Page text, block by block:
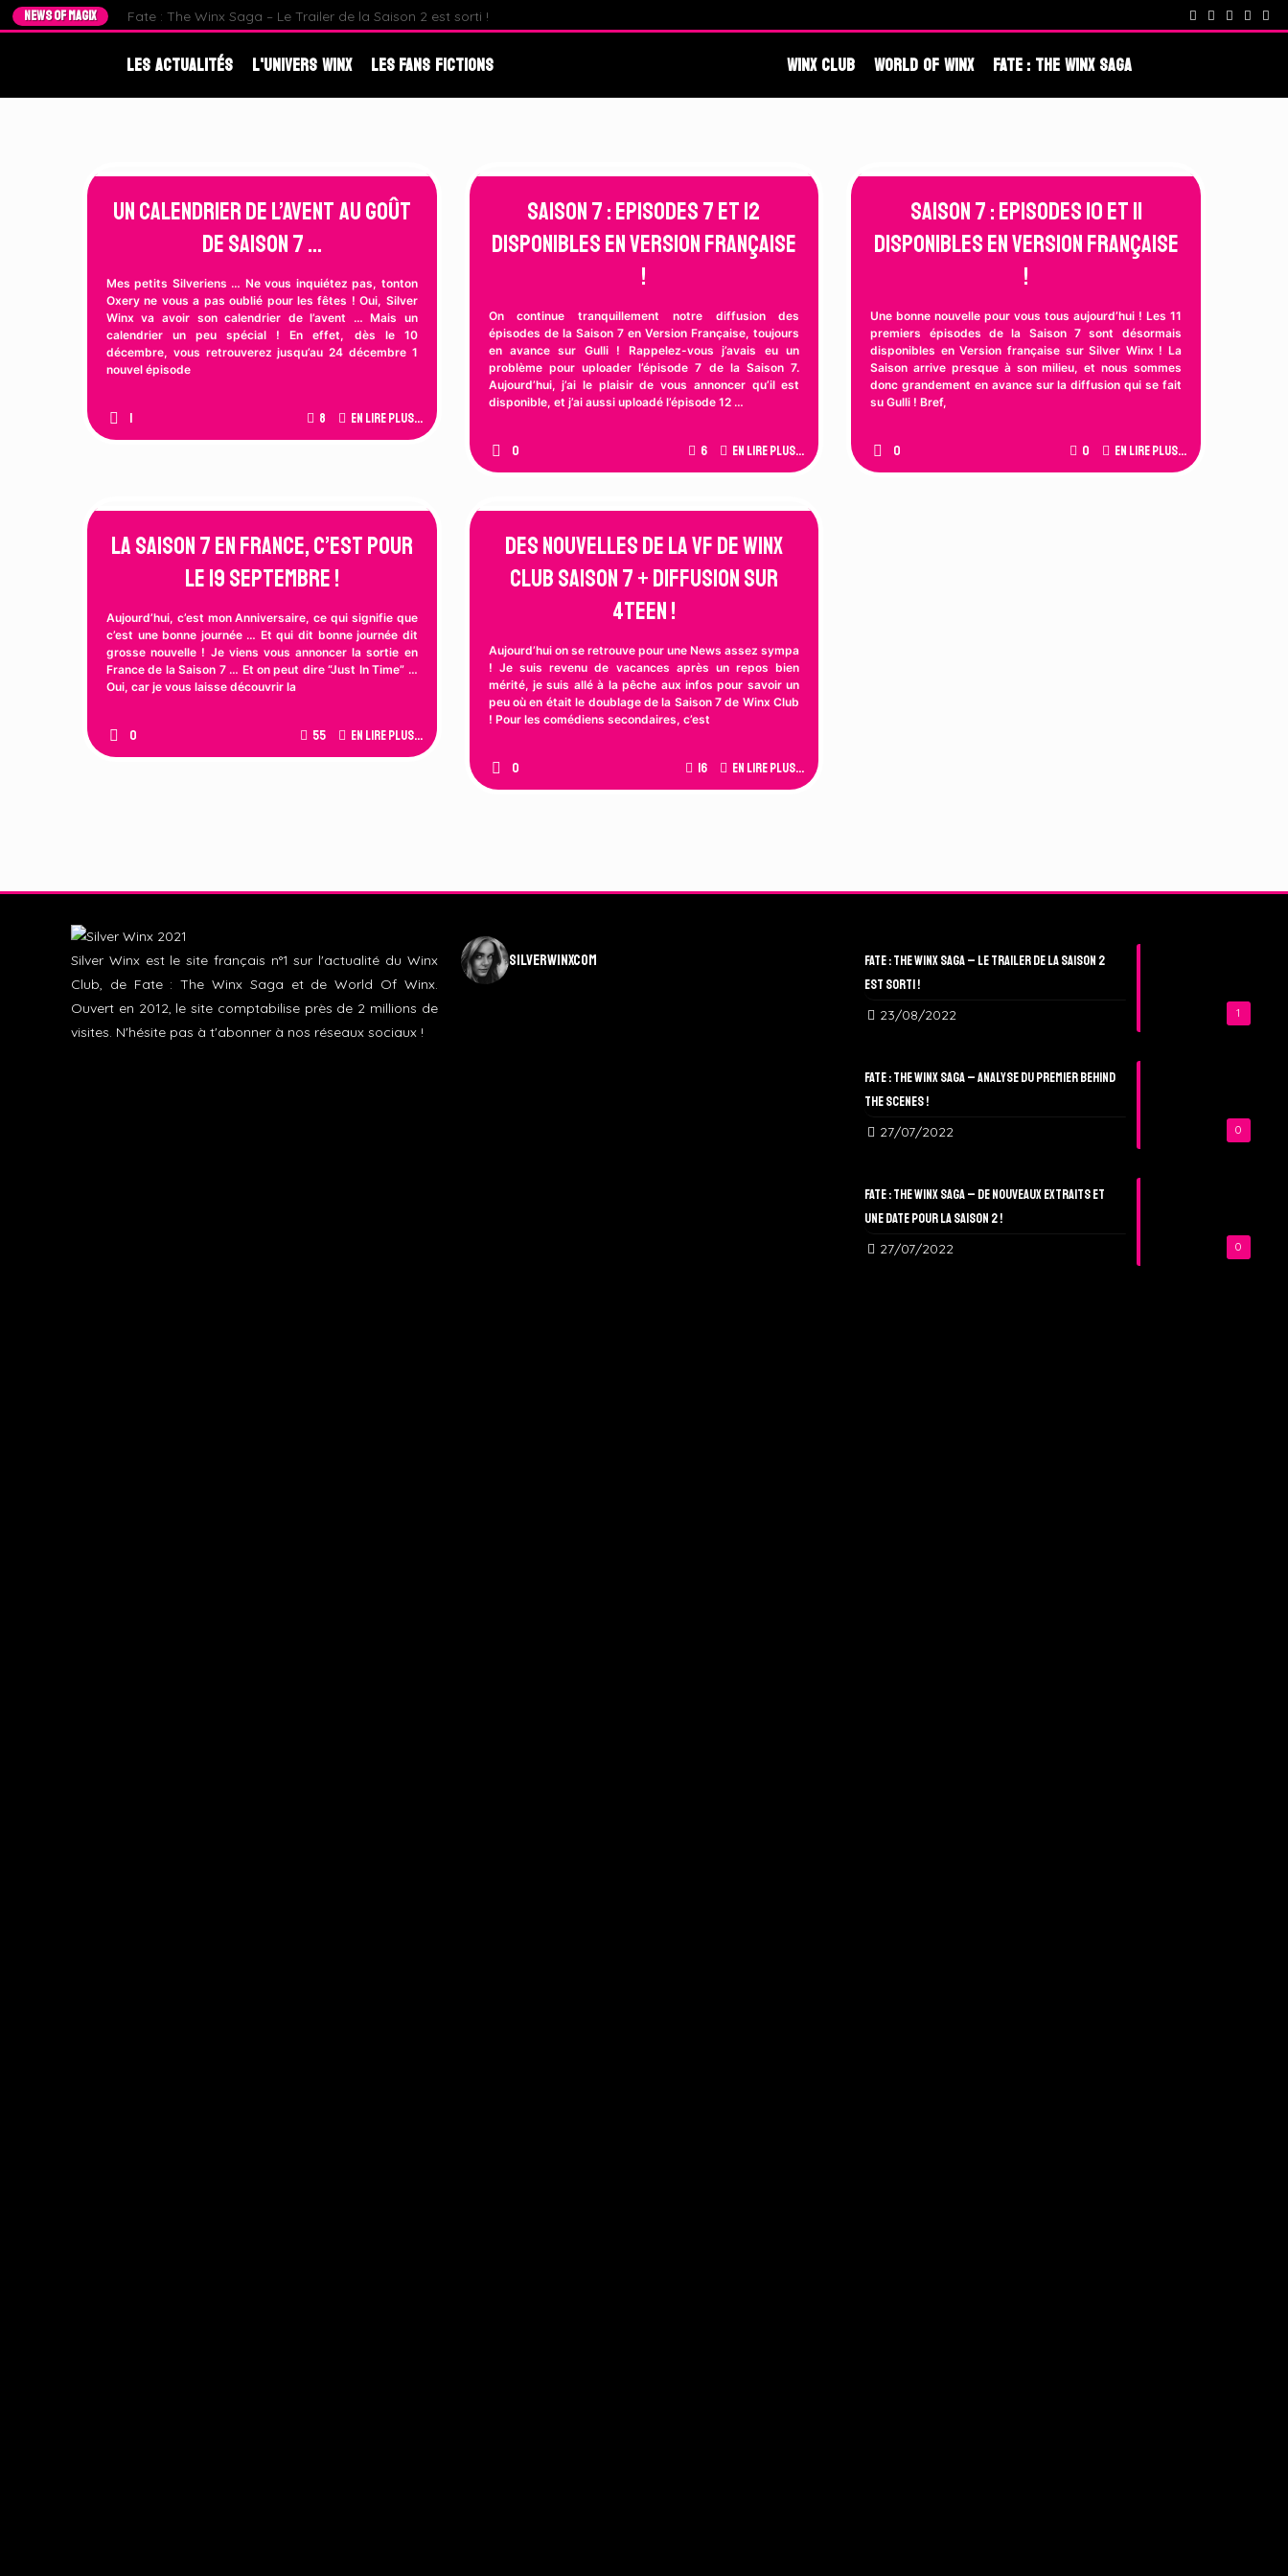
NEWS OF MAGIX Fate : The Winx Saga – Le Trailer de la Saison 2 est sorti ! Fate : The Winx Saga – De nouveaux extraits et une date
Les Actualités L'Univers Winx Les Fans Fictions Winx Club World Of Winx Fate : The Winx Saga
Un Calendrier de l’avent au goût
de Saison 7 …
Mes petits Silveriens … Ne vous inquiétez pas, tonton
Oxery ne vous a pas oublié pour les fêtes ! Oui, Silver
Winx va avoir son calendrier de l’avent … Mais un
calendrier un peu spécial ! En effet, dès le 10
décembre, vous retrouverez jusqu’au 24 décembre 1
nouvel épisode
1 8 En lire plus...
Saison 7 : Episodes 7 et 12
disponibles en Version Française
!
On continue tranquillement notre diffusion des
épisodes de la Saison 7 en Version Française, toujours
en avance sur Gulli ! Rappelez-vous j’avais eu un
problème pour uploader l’épisode 7 de la Saison 7.
Aujourd’hui, j’ai le plaisir de vous annoncer qu’il est
disponible, et j’ai aussi uploadé l’épisode 12 …
0 6 En lire plus...
Saison 7 : Episodes 10 et 11
disponibles en Version Française
!
Une bonne nouvelle pour vous tous aujourd’hui ! Les 11
premiers épisodes de la Saison 7 sont désormais
disponibles en Version française sur Silver Winx ! La
Saison arrive presque à son milieu, et nous sommes
donc grandement en avance sur la diffusion qui se fait
su Gulli ! Bref,
0 0 En lire plus...
La Saison 7 en France, c’est pour
le 19 Septembre !
Aujourd’hui, c’est mon Anniversaire, ce qui signifie que
c’est une bonne journée … Et qui dit bonne journée dit
grosse nouvelle ! Je viens vous annoncer la sortie en
France de la Saison 7 … Et on peut dire “Just In Time” …
Oui, car je vous laisse découvrir la
0 55 En lire plus...
Des Nouvelles de la VF de Winx
Club Saison 7 + Diffusion sur
4Teen !
Aujourd’hui on se retrouve pour une News assez sympa
! Je suis revenu de vacances après un repos bien
mérité, je suis allé à la pêche aux infos pour savoir un
peu où en était le doublage de la Saison 7 de Winx Club
! Pour les comédiens secondaires, c’est
0 16 En lire plus...
Silver Winx est le site français n°1 sur l'actualité du Winx
Club, de Fate : The Winx Saga et de World Of Winx.
Ouvert en 2012, le site comptabilise près de 2 millions de
visites. N'hésite pas à t'abonner à nos réseaux sociaux !
silverwinxcom
1
Fate : The Winx Saga – Le Trailer de la Saison 2
est sorti !
23/08/2022
0
Fate : The Winx Saga – Analyse du Premier Behind
The Scenes !
27/07/2022
0
Fate : The Winx Saga – De nouveaux extraits et
une date pour la Saison 2 !
27/07/2022